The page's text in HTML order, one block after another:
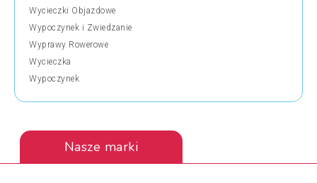
Wycieczki Objazdowe
Wypoczynek i Zwiedzanie
Wyprawy Rowerowe
Wycieczka
Wypoczynek
Nasze marki